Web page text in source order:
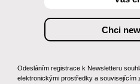
Odesláním registrace k Newsletteru
elektronickými prostředky a souvisejícím